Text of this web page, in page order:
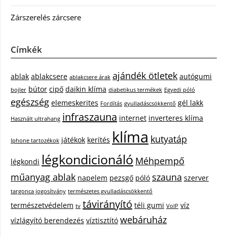
Zárszerelés zárcsere
Címkék
ablak ablakcsere ablakcsere árak ajándék ötletek autógumi
bojler bútor cipő daikin klíma diabetikus termékek Egyedi póló
egészség elemeskerites Fordítás gyulladáscsökkentő gél lakk
Használt ultrahang infraszauna internet inverteres klíma
Iphone tartozékok játékok kerítés klíma kutyatáp
légkondi légkondicionáló Méhpempő
műanyag ablak napelem pezsgő póló szauna szerver
targonca jogosítvány természetes gyulladáscsökkentő
természetvédelem tv távirányító téli gumi VoIP víz
vízlágyító berendezés víztisztító webáruház